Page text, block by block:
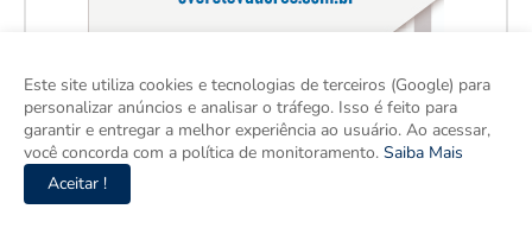
Este site utiliza cookies e tecnologias de terceiros (Google) para
personalizar anúncios e analisar o tráfego. Isso é feito para
garantir e entregar a melhor experiência ao usuário. Ao acessar,
você concorda com a política de monitoramento. Saiba Mais
Aceitar !